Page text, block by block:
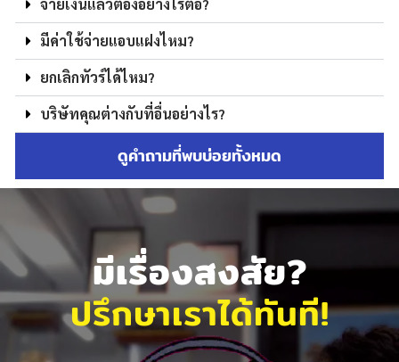
จ่ายเงินแล้วต้องอย่างไรต่อ?
มีค่าใช้จ่ายแอบแฝงไหม?
ยกเลิกทัวร์ได้ไหม?
บริษัทคุณต่างกับที่อื่นอย่างไร?
ดูคำถามที่พบบ่อยทั้งหมด
มีเรื่องสงสัย?
ปรึกษาเราได้ทันที!